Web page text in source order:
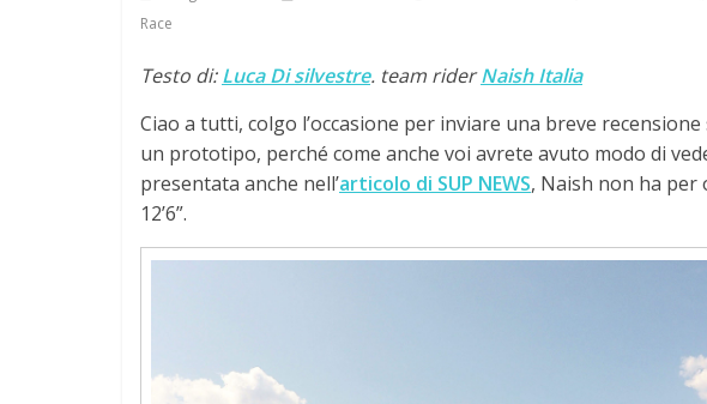
Race
Testo di:Luca Di silvestre. team riderNaish Italia
Ciao a tutti, colgo l’occasione per inviare una breve recensione
un prototipo, perché come anche voi avrete avuto modo di
presentata anche nell’articolo di SUP NEWS, Naish non ha per
12’6”.